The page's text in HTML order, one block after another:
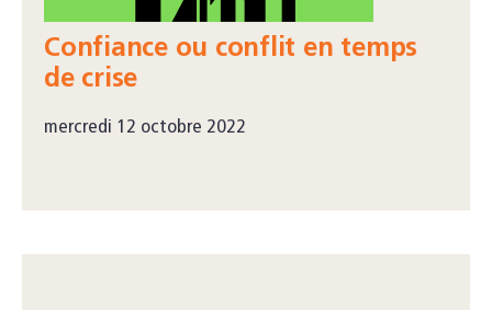
Confiance ou conflit en temps
de crise
mercredi 12 octobre 2022